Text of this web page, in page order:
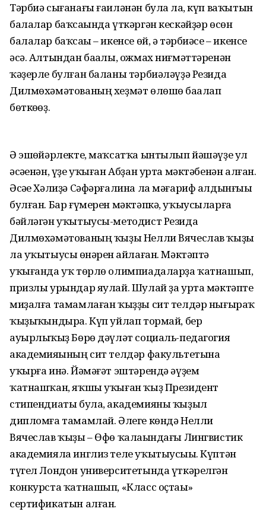
Тәрбиә сығанағы ғаиләнән булһа ла, күп ваҡытын
балалар баҡсаһында үткәргән кескәйҙәр өсөн
балалар баҡсаһы – икенсе өй, ә тәрбиәсе – икенсе
әсә. Алтындан баһалы, ожмах ниғмәттәренән
ҡәҙерле булған баланы тәрбиәләүҙә Резида
Дилмөхәмәтованың хеҙмәт өлөшө баһалап
бөткөһөҙ.
Ә эшһөйәрлекте, маҡсатҡа ынтылып йәшәүҙе ул
әсәһенән, үҙе уҡыған Абҙан урта мәктәбенән алған.
Әсәһе Хәлиҙә Сәфәрғалина ла мәғариф алдынғыһы
булған. Бар ғүмерен мәктәпкә, уҡыусыларға
бәйләгән уҡытыусы-методист Резида
Дилмөхәмәтованың ҡыҙы Нелли Вячеслав ҡыҙы
ла уҡытыусы һөнәрен һайлаған. Мәктәптә
уҡығанда уҡ төрлө олимпиадаларҙа ҡатнашып,
призлы урындар яулай. Шулай ҙа урта мәктәпте
миҙалға тамамлаған ҡыҙҙы сит телдәр нығыраҡ
ҡыҙыҡһындыра. Күп уйлап тормай, бер
ауырлыҡһыҙ Бөрө дәүләт социаль-педагогия
академияһының сит телдәр факультетына
уҡырға инә. Йәмәғәт эштәрендә әүҙем
ҡатнашҡан, яҡшы уҡыған ҡыҙ Президент
стипендиаты була, академияны ҡыҙыл
дипломға тамамлай. Әлеге көндә Нелли
Вячеслав ҡыҙы – Өфө ҡалаһындағы Лингвистик
академияла инглиз теле уҡытыусыһы. Күптән
түгел Лондон университетында үткәрелгән
конкурста ҡатнашып, «Класс оҫтаһы»
сертификатын алған.